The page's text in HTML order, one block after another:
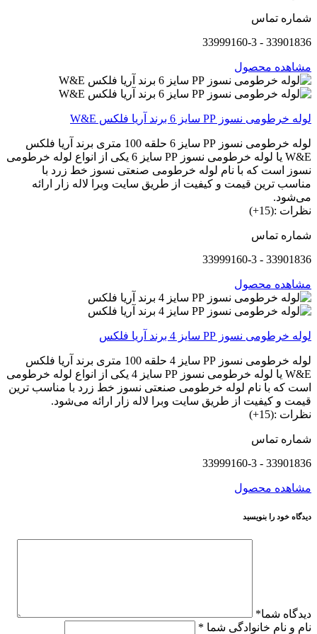
شماره تماس
33901836 - 33999160-3
مشاهده محصول
لوله خرطومی نسوز PP سایز 6 برند آریا فلکس W&E
لوله خرطومی نسوز PP سایز 6 حلقه 100 متری برند آریا فلکس
W&E یا لوله خرطومی نسوز PP سایز 6 یکی از انواع لوله خرطومی
نسوز است که با نام لوله خرطومی صنعتی نسوز خط زرد با
مناسب ترین قیمت و کیفیت از طریق سایت وبرا لاله زار ارائه
می‌شود.
نظرات :(15+)
شماره تماس
33901836 - 33999160-3
مشاهده محصول
لوله خرطومی نسوز PP سایز 4 برند آریا فلکس
لوله خرطومی نسوز PP سایز 4 حلقه 100 متری برند آریا فلکس
W&E یا لوله خرطومی نسوز PP سایز 4 یکی از انواع لوله خرطومی
است که با نام لوله خرطومی صنعتی نسوز خط زرد با مناسب ترین
قیمت و کیفیت از طریق سایت وبرا لاله زار ارائه می‌شود.
نظرات :(15+)
شماره تماس
33901836 - 33999160-3
مشاهده محصول
دیدگاه خود را بنویسید
دیدگاه شما*
نام و نام خانوادگی شما *